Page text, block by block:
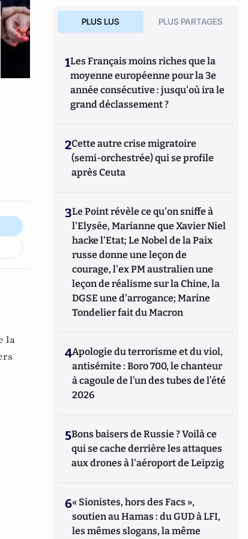
la
PLUS LUS PLUS PARTAGES
1Les Français moins riches que la
moyenne européenne pour la 3e
année consécutive : jusqu'où ira le
grand déclassement ?
2Cette autre crise migratoire
(semi-orchestrée) qui se profile
après Ceuta
3Le Point révèle ce qu'on sniffe à
l'Elysée, Marianne que Xavier Niel
hacke l'Etat; Le Nobel de la Paix
russe donne une leçon de
courage, l'ex PM australien une
leçon de réalisme sur la Chine, la
DGSE une d'arrogance; Marine
Tondelier fait du Macron
4Apologie du terrorisme et du viol,
antisémite : Boro 700, le chanteur
à cagoule de l’un des tubes de l’été
2026
5Bons baisers de Russie ? Voilà ce
qui se cache derrière les attaques
aux drones à l'aéroport de Leipzig
6« Sionistes, hors des Facs »,
soutien au Hamas : du GUD à LFI,
les mêmes slogans, la même